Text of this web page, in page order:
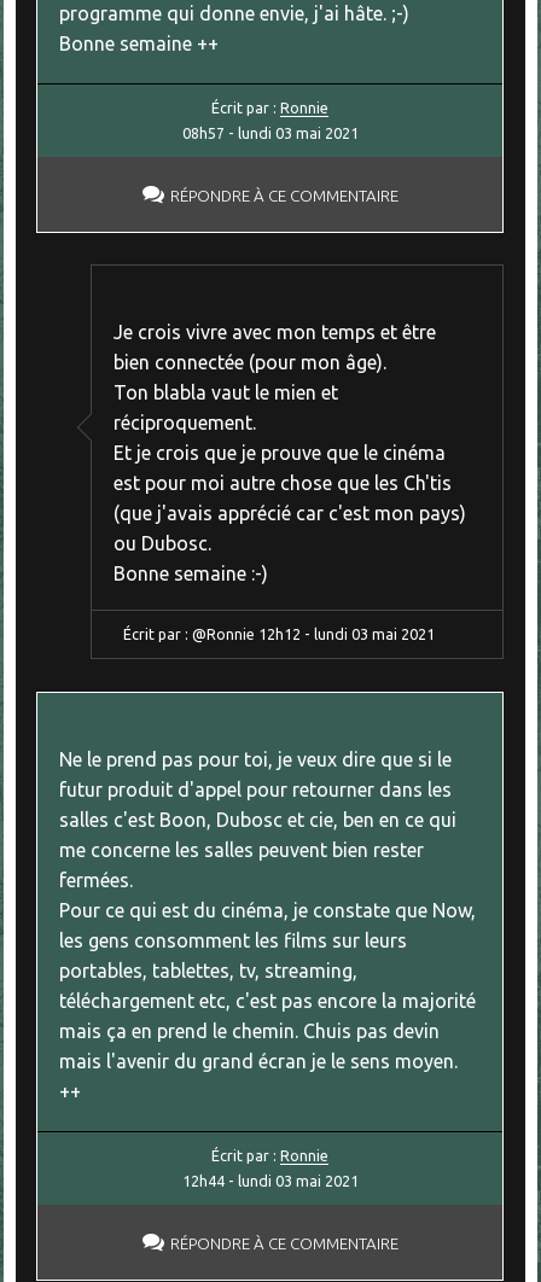
programme qui donne envie, j'ai hâte. ;-)
Bonne semaine ++
Écrit par :Ronnie
08h57 - lundi 03 mai 2021
RÉPONDRE À CE COMMENTAIRE
Je crois vivre avec mon temps et être
bien connectée (pour mon âge).
Ton blabla vaut le mien et
réciproquement.
Et je crois que je prouve que le cinéma
est pour moi autre chose que les Ch'tis
(que j'avais apprécié car c'est mon pays)
ou Dubosc.
Bonne semaine :-)
Écrit par : @Ronnie 12h12 - lundi 03 mai 2021
Ne le prend pas pour toi, je veux dire que si le
futur produit d'appel pour retourner dans les
salles c'est Boon, Dubosc et cie, ben en ce qui
me concerne les salles peuvent bien rester
fermées.
Pour ce qui est du cinéma, je constate que Now,
les gens consomment les films sur leurs
portables, tablettes, tv, streaming,
téléchargement etc, c'est pas encore la majorité
mais ça en prend le chemin. Chuis pas devin
mais l'avenir du grand écran je le sens moyen.
++
Écrit par :Ronnie
12h44- lundi 03 mai 2021
RÉPONDRE À CE COMMENTAIRE